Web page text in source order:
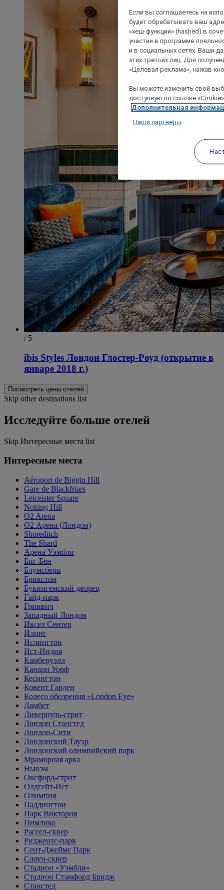
/ 5
ibis Styles Лондон Глостер-Роуд (открытие в
январе 2018 г.)
Посмотреть цены отелей
Skip other destinations list
Исследуйте больше отелей
Skip Интересные места list
Интересные места
Aéroport de Biggin Hill
Gare de Blackfriars
Leiceister Square
Notting Hill
O2 Arena
O2 Арена (Лондон)
Shoreditch
The Shard
Арена Уэмбли
Биг-Бен
Блумсбери
Брикстон
Букингемский дворец
Гайд-парк
Гринвич
Западный Лондон
Иксел Сентер
Илинг
Ислингтон
Ист-Индия
Камберуэлл
Канари Уорф
Кесингтон
Ковент Гарден
Колесо обозрения «London Eye»
Ламбет
Ливерпуль-стрит
Лондон Станстед
Лондон-Сити
Лондонский Тауэр
Лондонский олимпийский парк
Мраморная арка
Ньюэм
Оксфорд-стрит
Олдгейт-Ист
Олимпия
Паддингтон
Парк Виктория
Пимлико
Рассел-сквер
Риджентс-парк
Сент-Джеймс Парк
Слоун-сквер
Стадион «Уэмбли»
Стадион Стамфорд Бридж
Станстед
Если вы соглашаетесь на
будет обрабатывать ваш
«хеш-функции» (hashed) в
участии в программе
и в социальных сетях. Ваши
этих третьих лиц. Для
«Целевая реклама», нажав
Вы можете изменить свой
доступную по ссылке
Дополнительная
Наши партнеры